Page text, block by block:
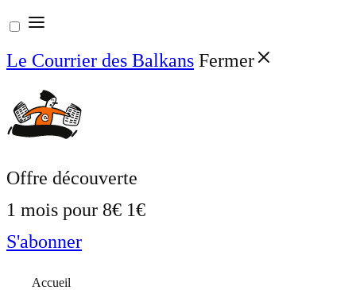
Aller
au
contenu
Le Courrier des Balkans Fermer
Offre découverte
1 mois pour 8€ 1€
S'abonner
Accueil